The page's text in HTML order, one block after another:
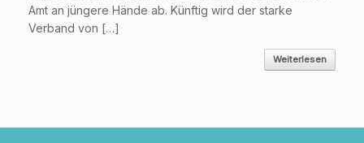
Amt an jüngere Hände ab. Künftig wird der starke
Verband von […]
Weiterlesen